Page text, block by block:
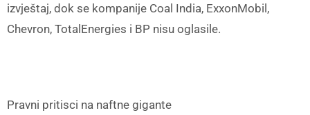
izvještaj, dok se kompanije Coal India, ExxonMobil,
Chevron, TotalEnergies i BP nisu oglasile.
Pravni pritisci na naftne gigante